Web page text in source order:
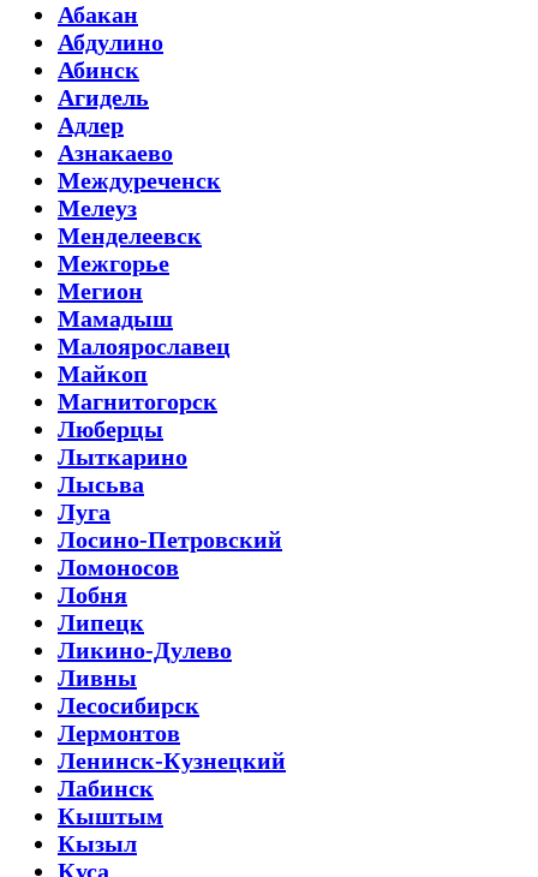
Абакан
Абдулино
Абинск
Агидель
Адлер
Азнакаево
Междуреченск
Мелеуз
Менделеевск
Межгорье
Мегион
Мамадыш
Малоярославец
Майкоп
Магнитогорск
Люберцы
Лыткарино
Лысьва
Луга
Лосино-Петровский
Ломоносов
Лобня
Липецк
Ликино-Дулево
Ливны
Лесосибирск
Лермонтов
Ленинск-Кузнецкий
Лабинск
Кыштым
Кызыл
Куса